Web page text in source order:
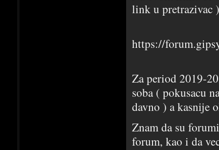
link u pretrazivac )
https://
Za period 2019-
soba ( pokusacu
davno ) a kasnije
Znam da su
forum, kao i da